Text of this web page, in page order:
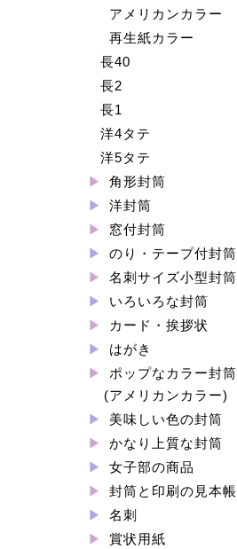
アメリカンカラー
再生紙カラー
長40
長2
長1
洋4タテ
洋5タテ
角形封筒
洋封筒
窓付封筒
のり・テープ付封筒
名刺サイズ小型封筒
いろいろな封筒
カード・挨拶状
はがき
ポップなカラー封筒
(アメリカンカラー)
美味しい色の封筒
かなり上質な封筒
女子部の商品
封筒と印刷の見本帳
名刺
賞状用紙